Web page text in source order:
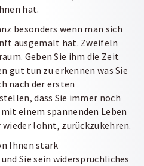
hat.
besonders wenn man sich
ausgemalt hat. Zweifeln
Geben Sie ihm die Zeit
gut tun zu erkennen was Sie
nach der ersten
dass Sie immer noch
einem spannenden Leben
wieder lohnt, zurückzukehren.
Ihnen stark
Sie sein widersprüchliches